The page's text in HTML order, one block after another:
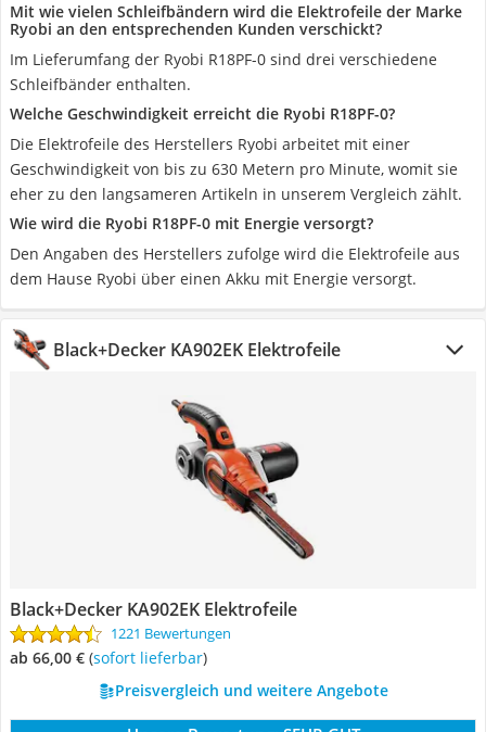
Mit wie vielen Schleifbändern wird die Elektrofeile der Marke
Ryobi an den entsprechenden Kunden verschickt?
Im Lieferumfang der Ryobi R18PF-0 sind drei verschiedene
Schleifbänder enthalten.
Welche Geschwindigkeit erreicht die Ryobi R18PF-0?
Die Elektrofeile des Herstellers Ryobi arbeitet mit einer
Geschwindigkeit von bis zu 630 Metern pro Minute, womit sie
eher zu den langsameren Artikeln in unserem Vergleich zählt.
Wie wird die Ryobi R18PF-0 mit Energie versorgt?
Den Angaben des Herstellers zufolge wird die Elektrofeile aus
dem Hause Ryobi über einen Akku mit Energie versorgt.
Black+Decker KA902EK Elektrofeile
Black+Decker KA902EK Elektrofeile
1221 Bewertungen
ab 66,00 € ( Sofort lieferbar)
Preisvergleich und weitere Angebote